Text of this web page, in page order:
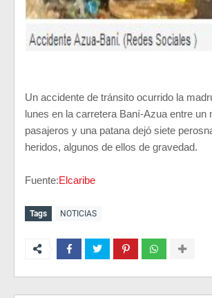
Un accidente de tránsito ocurrido la
lunes en la carretera Baní-Azua entre un
pasajeros y una patana dejó siete
heridos, algunos de ellos de gravedad.
Fuente:Elcaribe
Tags NOTICIAS